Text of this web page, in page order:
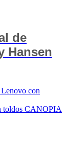
de
Hansen
con
toldos CANOPIA